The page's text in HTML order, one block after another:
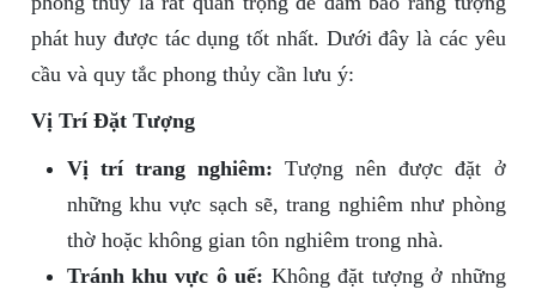
phát huy được tác dụng tốt nhất. Dưới đây là các yêu
cầu và quy tắc phong thủy cần lưu ý:
Vị Trí Đặt Tượng
Vị trí trang nghiêm: Tượng nên được đặt ở
những khu vực sạch sẽ, trang nghiêm như phòng
thờ hoặc không gian tôn nghiêm trong nhà.
Tránh khu vực ô uế: Không đặt tượng ở những